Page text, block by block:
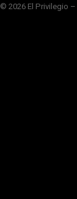
© 2026 El Privilegio